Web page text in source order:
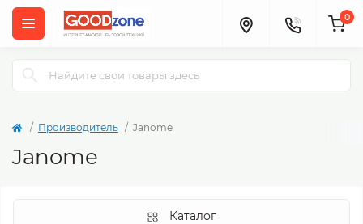
0
Производитель Janome
Janome
Каталог